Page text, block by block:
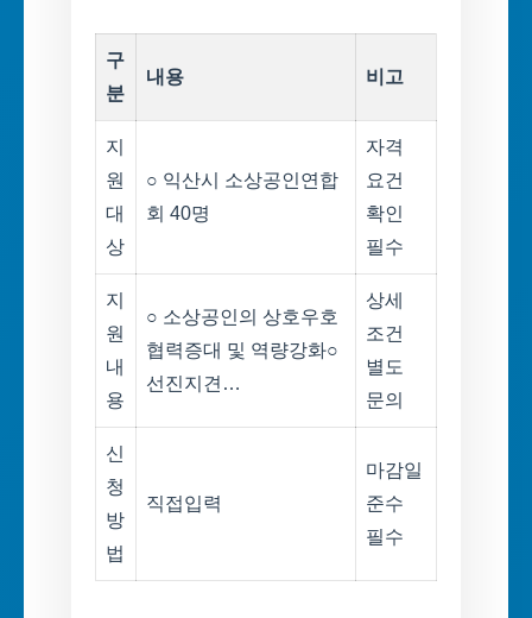
구
분
내용 비고
지
원
대
상
○ 익산시 소상공인연합
회 40명
자격
요건
확인
필수
지
원
내
용
○ 소상공인의 상호우호
협력증대 및 역량강화○
선진지견…
상세
조건
별도
문의
신
청
방
법
직접입력
마감일
준수
필수